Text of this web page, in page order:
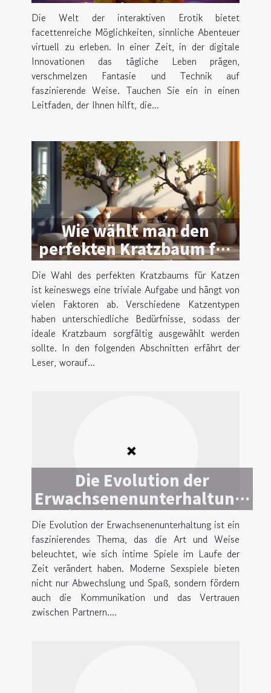
Ein Leitfaden zu
virtuellen Abenteuern
Die Welt der interaktiven Erotik bietet
facettenreiche Möglichkeiten, sinnliche Abenteuer
virtuell zu erleben. In einer Zeit, in der digitale
Innovationen das tägliche Leben prägen,
verschmelzen Fantasie und Technik auf
faszinierende Weise. Tauchen Sie ein in einen
Leitfaden, der Ihnen hilft, die...
Wie wählt man den
perfekten Kratzbaum für
unterschiedliche
Katzentypen?
Die Wahl des perfekten Kratzbaums für Katzen
ist keineswegs eine triviale Aufgabe und hängt von
vielen Faktoren ab. Verschiedene Katzentypen
haben unterschiedliche Bedürfnisse, sodass der
ideale Kratzbaum sorgfältig ausgewählt werden
sollte. In den folgenden Abschnitten erfährt der
Leser, worauf...
Die Evolution der
Erwachsenenunterhaltung:
Ein Blick auf moderne
Sexspiele
Die Evolution der Erwachsenenunterhaltung ist ein
faszinierendes Thema, das die Art und Weise
beleuchtet, wie sich intime Spiele im Laufe der
Zeit verändert haben. Moderne Sexspiele bieten
nicht nur Abwechslung und Spaß, sondern fördern
auch die Kommunikation und das Vertrauen
zwischen Partnern....